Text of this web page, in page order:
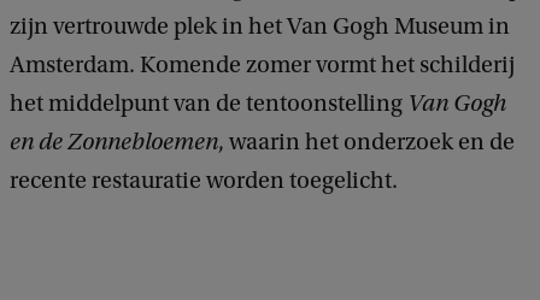
zijn vertrouwde plek in het Van Gogh Museum in
Amsterdam. Komende zomer vormt het schilderij
het middelpunt van de tentoonstelling Van Gogh
en de Zonnebloemen, waarin het onderzoek en de
recente restauratie worden toegelicht.